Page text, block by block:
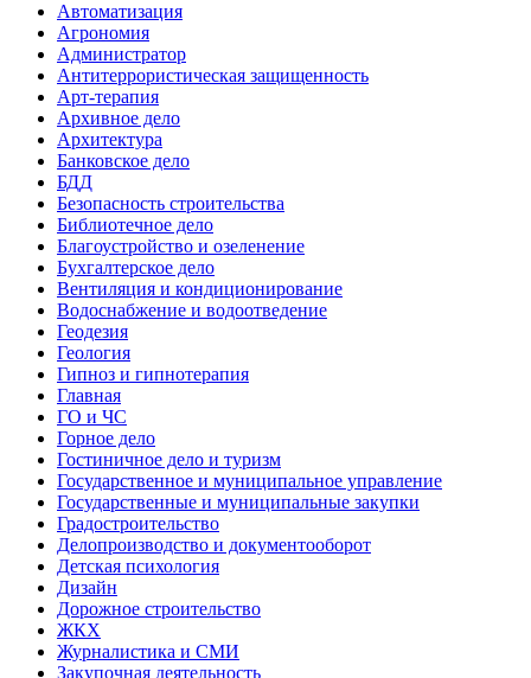
Автоматизация
Агрономия
Администратор
Антитеррористическая защищенность
Арт-терапия
Архивное дело
Архитектура
Банковское дело
БДД
Безопасность строительства
Библиотечное дело
Благоустройство и озеленение
Бухгалтерское дело
Вентиляция и кондиционирование
Водоснабжение и водоотведение
Геодезия
Геология
Гипноз и гипнотерапия
Главная
ГО и ЧС
Горное дело
Гостиничное дело и туризм
Государственное и муниципальное управление
Государственные и муниципальные закупки
Градостроительство
Делопроизводство и документооборот
Детская психология
Дизайн
Дорожное строительство
ЖКХ
Журналистика и СМИ
Закупочная деятельность